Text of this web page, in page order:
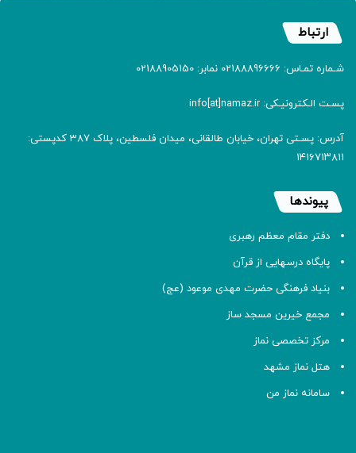
ارتباط
شـماره تمـاس: 02188896666 نمابر: 02188905150
پسـت الـکترونیـکی: info[at]namaz.ir
آدرس: پسـتی تهران، خیابان طالقانی، میدان فلسطین، پلاک 387 کدپستی:
۱۴۱۶۷۱۳۸۱۱
پیوندها
دفتر مقام معظم رهبری
پایگاه درسهایی از قرآن
بنیاد فرهنگی حضرت مهدی موعود (عج)
مجمع خیرین مسجد ساز
مرکز تخصصی نماز
هتل نماز مشهد
سامانه نماز من